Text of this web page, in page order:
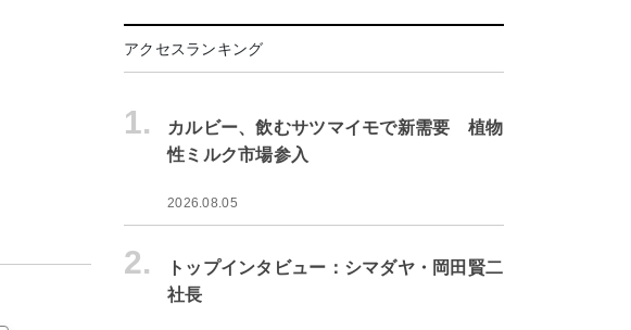
アクセスランキング
1.
カルビー、飲むサツマイモで新需要 植物
性ミルク市場参入
2026.08.05
2.
トップインタビュー：シマダヤ・岡田賢二
社長